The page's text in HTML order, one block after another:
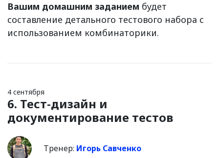
Вашим домашним заданием будет
составление детального тестового набора с
использованием комбинаторики.
4 сентября
6. Тест-дизайн и
документирование тестов
Тренер: Игорь Савченко